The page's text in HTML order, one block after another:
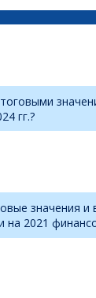
гг.?
значения и
на 2021